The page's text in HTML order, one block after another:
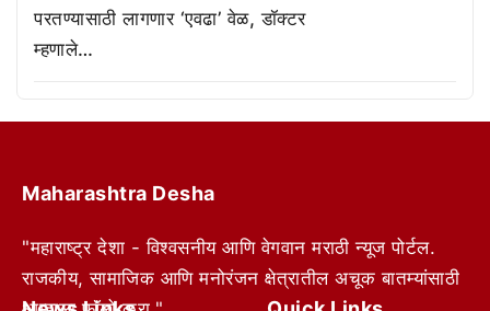
परतण्यासाठी लागणार ‘एवढा’ वेळ, डॉक्टर
म्हणाले…
Maharashtra Desha
"महाराष्ट्र देशा - विश्वसनीय आणि वेगवान मराठी न्यूज पोर्टल.
राजकीय, सामाजिक आणि मनोरंजन क्षेत्रातील अचूक बातम्यांसाठी